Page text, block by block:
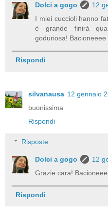
Dolci a gogo
12
I miei cuccioli hanno
è grande finirà
goduriosa! Bacioneeee
Rispondi
silvanausa 12 gennaio
buonissima
Rispondi
Risposte
Dolci a gogo
12
Grazie cara!
Rispondi